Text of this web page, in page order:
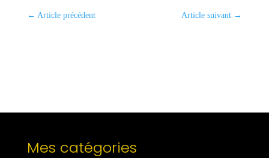
← Article précédent Article suivant →
Mes catégories